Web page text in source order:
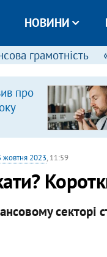
НОВИНИ
грамотність
про
жовтня 2023, 11:59
секторі